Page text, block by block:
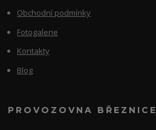
Obchodní podmínky
Fotogalerie
Kontakty
Blog
PROVOZOVNA BŘEZNICE